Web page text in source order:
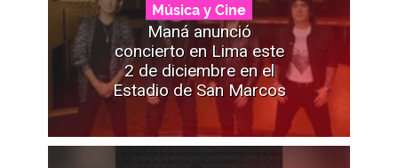
Música y Cine
Maná anunció
concierto en Lima este
2 de diciembre en el
Estadio de San Marcos